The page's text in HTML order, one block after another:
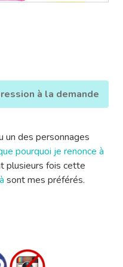
à la demande
un des personnages
pourquoi je renonce à
plusieurs fois cette
sont mes préférés.